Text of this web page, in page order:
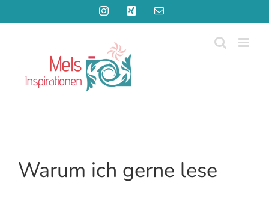
Inhalt
InstagramXing
E-
Warum ich gerne lese